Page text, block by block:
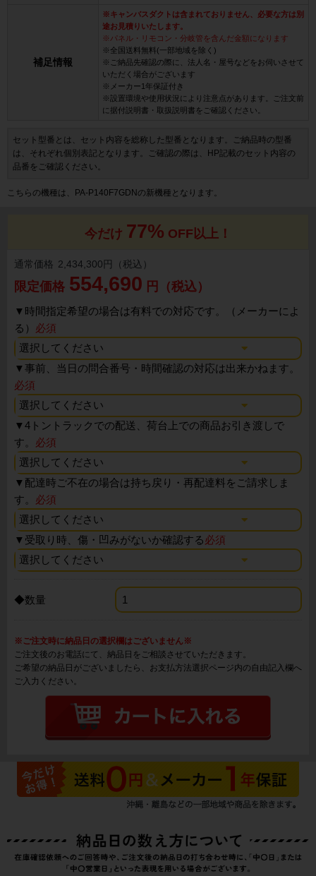
補足情報
※キャンバスダクトは含まれておりません、必要な方は別
途お見積りいたします。
※パネル・リモコン・分岐管を含んだ金額になります
※全国送料無料(一部地域を除く)
※ご納品先確認の際に、法人名・屋号などをお伺いさせて
いただく場合がございます
※メーカー1年保証付き
※設置環境や使用状況により注意点があります。ご注文前
に据付説明書・取扱説明書をご確認ください。
セット型番とは、セット内容を総称した型番となります。ご納品時の型番
は、それぞれ個別表記となります。ご確認の際は、HP記載のセット内容の
品番をご確認ください。
こちらの機種は、PA-P140F7GDNの新機種となります。
今だけ 77% OFF以上！
通常価格 2,434,300円（税込）
限定価格 554,690 円（税込）
▼ 時間指定希望の場合は有料での対応です。（メーカーによ
る） 必須
▼事前、当日の問合番号・時間確認の対応は出来かねます。
必須
▼4トントラックでの配送、荷台上での商品お引き渡しで
す。 必須
▼ 配達時ご不在の場合は持ち戻り・再配達料をご請求しま
す。 必須
▼ 受取り時、傷・凹みがないか確認する必須
◆数量
※ご注文時に納品日の選択欄はございません※
ご注文後のお電話にて、納品日をご相談させていただきます。
ご希望の納品日がございましたら、お支払方法選択ページ内の自由記入欄へ
ご入力ください。